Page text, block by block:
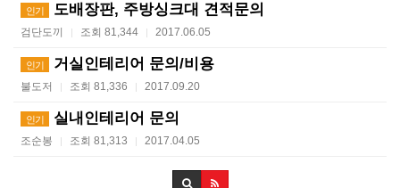
인기 도배장판, 주방싱크대 견적문의
검단도끼 | 조회 81,344 | 2017.06.05
인기 거실인테리어 문의/비용
불도저 | 조회 81,336 | 2017.09.20
인기 실내인테리어 문의
조순봉 | 조회 81,313 | 2017.04.05